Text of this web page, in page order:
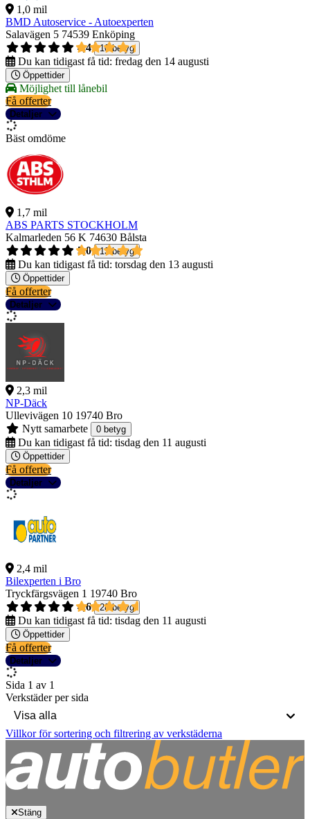
1,0 mil
BMD Autoservice - Autoexperten
Salavägen 5 74539 Enköping
4,4
10 betyg
Du kan tidigast få tid: fredag den 14 augusti
Öppettider
Möjlighet till lånebil
Få offerter
Detaljer
Bäst omdöme
1,7 mil
ABS PARTS STOCKHOLM
Kalmarleden 56 K 74630 Bålsta
5,0
13 betyg
Du kan tidigast få tid: torsdag den 13 augusti
Öppettider
Få offerter
Detaljer
2,3 mil
NP-Däck
Ullevivägen 10 19740 Bro
Nytt samarbete
0 betyg
Du kan tidigast få tid: tisdag den 11 augusti
Öppettider
Få offerter
Detaljer
2,4 mil
Bilexperten i Bro
Tryckfärgsvägen 1 19740 Bro
4,6
28 betyg
Du kan tidigast få tid: tisdag den 11 augusti
Öppettider
Få offerter
Detaljer
Sida 1 av 1
Verkstäder per sida
Villkor för sortering och filtrering av verkstäderna
Stäng